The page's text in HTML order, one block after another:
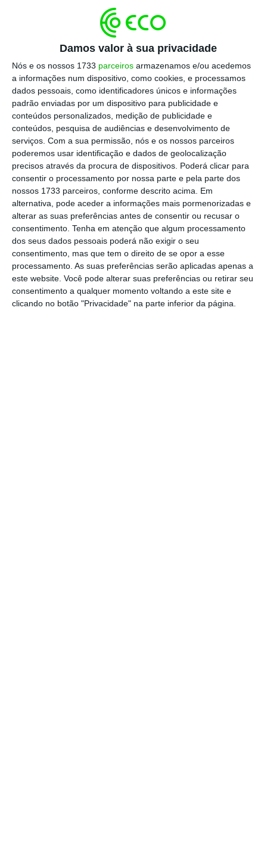
Damos valor à sua privacidade
Nós e os nossos 1733 parceiros armazenamos e/ou acedemos
a informações num dispositivo, como cookies, e processamos
dados pessoais, como identificadores únicos e informações
padrão enviadas por um dispositivo para publicidade e
conteúdos personalizados, medição de publicidade e
conteúdos, pesquisa de audiências e desenvolvimento de
serviços. Com a sua permissão, nós e os nossos parceiros
poderemos usar identificação e dados de geolocalização
precisos através da procura de dispositivos. Poderá clicar para
consentir o processamento por nossa parte e pela parte dos
nossos 1733 parceiros, conforme descrito acima. Em
alternativa, pode aceder a informações mais pormenorizadas e
alterar as suas preferências antes de consentir ou recusar o
consentimento. Tenha em atenção que algum processamento
dos seus dados pessoais poderá não exigir o seu
consentimento, mas que tem o direito de se opor a esse
processamento. As suas preferências serão aplicadas apenas a
este website. Você pode alterar suas preferências ou retirar seu
consentimento a qualquer momento voltando a este site e
clicando no botão "Privacidade" na parte inferior da página.